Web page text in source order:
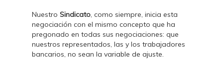
Nuestro Sindicato, como siempre, inicia esta
negociación con el mismo concepto que ha
pregonado en todas sus negociaciones: que
nuestros representados, las y los trabajadores
bancarios, no sean la variable de ajuste.